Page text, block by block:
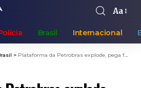
Aa
Brasil Internacional
> Plataforma da Petrobras explode, pega fogo e deixa 14 feridos no RJ